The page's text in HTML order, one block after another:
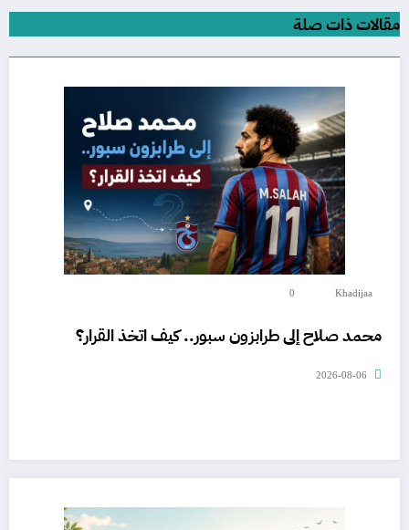
مقالات ذات صلة
Khadijaa
0
محمد صلاح إلى طرابزون سبور.. كيف اتخذ القرار؟
2026-08-06